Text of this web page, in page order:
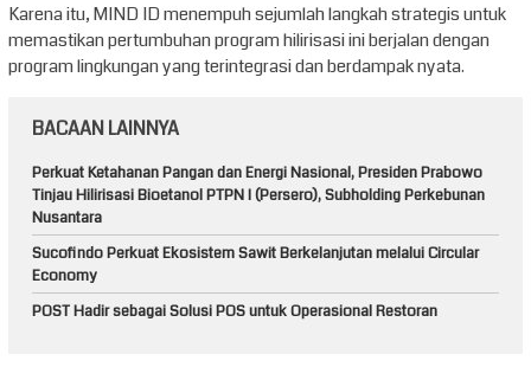
Karena itu, MIND ID menempuh sejumlah langkah strategis untuk
memastikan pertumbuhan program hilirisasi ini berjalan dengan
program lingkungan yang terintegrasi dan berdampak nyata.
BACAAN LAINNYA
Perkuat Ketahanan Pangan dan Energi Nasional, Presiden Prabowo
Tinjau Hilirisasi Bioetanol PTPN I (Persero), Subholding Perkebunan
Nusantara
Sucofindo Perkuat Ekosistem Sawit Berkelanjutan melalui Circular
Economy
POST Hadir sebagai Solusi POS untuk Operasional Restoran